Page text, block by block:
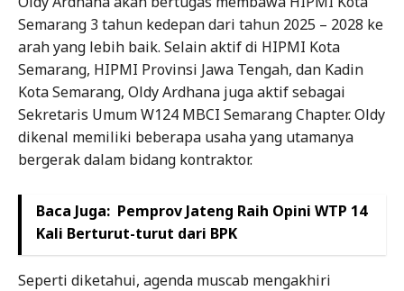
Semarang 3 tahun kedepan dari tahun 2025 – 2028 ke
arah yang lebih baik. Selain aktif di HIPMI Kota
Semarang, HIPMI Provinsi Jawa Tengah, dan Kadin
Kota Semarang, Oldy Ardhana juga aktif sebagai
Sekretaris Umum W124 MBCI Semarang Chapter. Oldy
dikenal memiliki beberapa usaha yang utamanya
bergerak dalam bidang kontraktor.
Baca Juga: Pemprov Jateng Raih Opini WTP 14
Kali Berturut-turut dari BPK
Seperti diketahui, agenda muscab mengakhiri